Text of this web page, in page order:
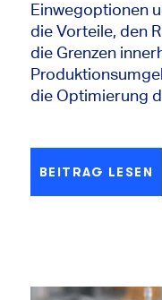
Einwegoptionen
die Vorteile, den
die Grenzen
die Optimierung
BEITRAG LESEN